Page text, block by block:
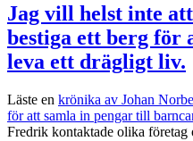
Jag vill helst inte
bestiga ett berg för
leva ett drägligt liv.
Läste en krönika av Johan
för att samla in pengar till
Fredrik kontaktade olika företag